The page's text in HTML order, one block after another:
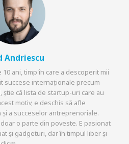
Andriescu
ani, timp în care a descoperit mii
succese internaționale precum
știe că lista de startup-uri care au
motiv, e deschis să afle
a succeselor antreprenoriale.
o parte din poveste. E pasionat
și gadgeturi, dar în timpul liber și